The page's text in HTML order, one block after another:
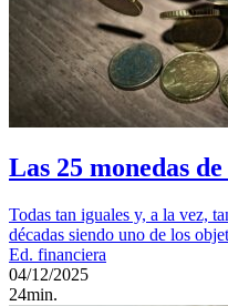
Las 25 monedas
Todas tan iguales y, a la vez,
décadas siendo uno de los
Ed. financiera
04/12/2025
24min.